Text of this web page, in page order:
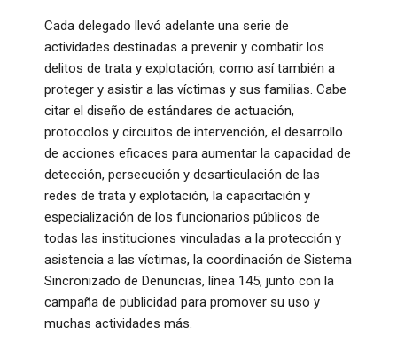
Cada delegado llevó adelante una serie de
actividades destinadas a prevenir y combatir los
delitos de trata y explotación, como así también a
proteger y asistir a las víctimas y sus familias. Cabe
citar el diseño de estándares de actuación,
protocolos y circuitos de intervención, el desarrollo
de acciones eficaces para aumentar la capacidad de
detección, persecución y desarticulación de las
redes de trata y explotación, la capacitación y
especialización de los funcionarios públicos de
todas las instituciones vinculadas a la protección y
asistencia a las víctimas, la coordinación de Sistema
Sincronizado de Denuncias, línea 145, junto con la
campaña de publicidad para promover su uso y
muchas actividades más.